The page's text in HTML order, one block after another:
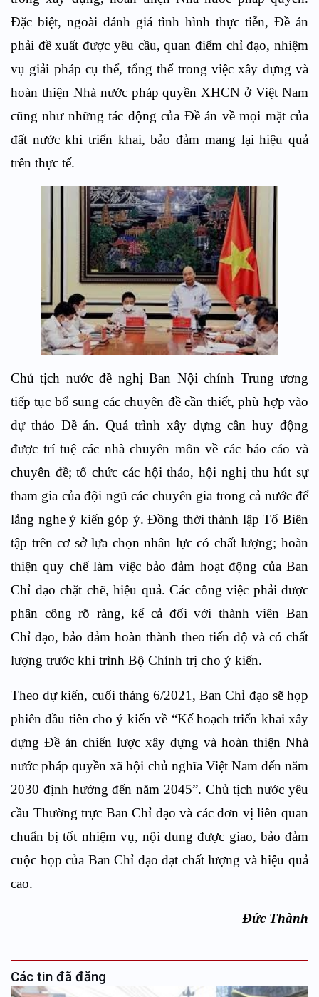
Đặc biệt, ngoài đánh giá tình hình thực tiễn, Đề án
phải đề xuất được yêu cầu, quan điểm chỉ đạo, nhiệm
vụ giải pháp cụ thể, tổng thể trong việc xây dựng và
hoàn thiện Nhà nước pháp quyền XHCN ở Việt Nam
cũng như những tác động của Đề án về mọi mặt của
đất nước khi triển khai, bảo đảm mang lại hiệu quả
trên thực tế.
Chủ tịch nước đề nghị Ban Nội chính Trung ương
tiếp tục bổ sung các chuyên đề cần thiết, phù hợp vào
dự thảo Đề án. Quá trình xây dựng cần huy động
được trí tuệ các nhà chuyên môn về các báo cáo và
chuyên đề; tổ chức các hội thảo, hội nghị thu hút sự
tham gia của đội ngũ các chuyên gia trong cả nước để
lắng nghe ý kiến góp ý. Đồng thời thành lập Tổ Biên
tập trên cơ sở lựa chọn nhân lực có chất lượng; hoàn
thiện quy chế làm việc bảo đảm hoạt động của Ban
Chỉ đạo chặt chẽ, hiệu quả. Các công việc phải được
phân công rõ ràng, kể cả đối với thành viên Ban
Chỉ đạo, bảo đảm hoàn thành theo tiến độ và có chất
lượng trước khi trình Bộ Chính trị cho ý kiến.
Theo dự kiến, cuối tháng 6/2021, Ban Chỉ đạo sẽ họp
phiên đầu tiên cho ý kiến về “Kế hoạch triển khai xây
dựng Đề án chiến lược xây dựng và hoàn thiện Nhà
nước pháp quyền xã hội chủ nghĩa Việt Nam đến năm
2030 định hướng đến năm 2045”. Chủ tịch nước yêu
cầu Thường trực Ban Chỉ đạo và các đơn vị liên quan
chuẩn bị tốt nhiệm vụ, nội dung được giao, bảo đảm
cuộc họp của Ban Chỉ đạo đạt chất lượng và hiệu quả
cao.
Đức Thành
Các tin đã đăng